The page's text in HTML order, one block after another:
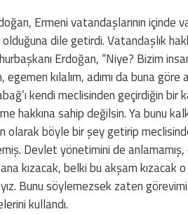
Ermeni vatandaşlarının içinde
dile getirdi. Vatandaşlık
Erdoğan, “Niye? Bizim
egemen kılalım, adımı da buna
kendi meclisinden geçirdiğin bir
hakkına sahip değilsin. Ya bunu
olarak böyle bir şey getirip
Devlet yönetimini de anlamamış,
kızacak, belki bu akşam kızacak
Bunu söylemezsek zaten
kullandı.